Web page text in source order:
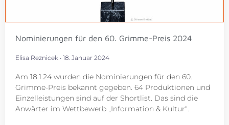
Nominierungen für den 60. Grimme-Preis 2024
Elisa Reznicek 18. Januar 2024
Am 18.1.24 wurden die Nominierungen für den 60.
Grimme-Preis bekannt gegeben. 64 Produktionen und
Einzelleistungen sind auf der Shortlist. Das sind die
Anwärter im Wettbewerb „Information & Kultur“.